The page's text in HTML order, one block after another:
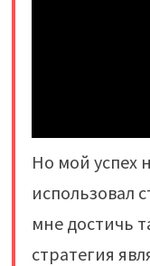
Но мой успех
использовал
мне достичь
стратегия